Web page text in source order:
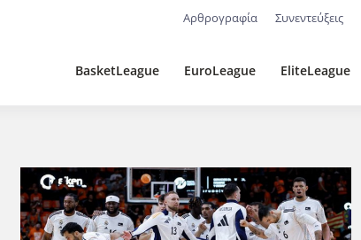
Αρθρογραφία Συνεντεύξεις
BasketLeague EuroLeague EliteLeague